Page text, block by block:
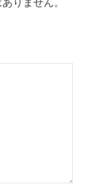
りません。